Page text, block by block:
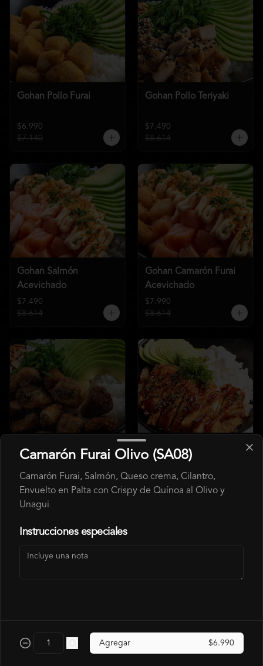
Gohan Pollo Furai
$6.990
$7.140
Gohan Pollo Teriyaki
$7.490
$8.614
Gohan Salmón
Acevichado
$7.490
$8.614
Gohan Camarón Furai
Acevichado
$7.990
$8.614
Gohan Champiñón
Furai
$6.990
$7.140
Gohan Cerdo Furai
$6.490
$7.990
Camarón Furai Olivo (SA08)
Camarón Furai, Salmón, Queso crema, Cilantro,
Envuelto en Palta con Crispy de Quínoa al Olivo y
Unagui
Instrucciones especiales
Agregar $6.990